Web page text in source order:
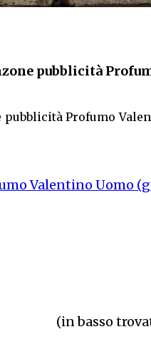
pubblicità
Profumo
Valentino Uomo
(in basso